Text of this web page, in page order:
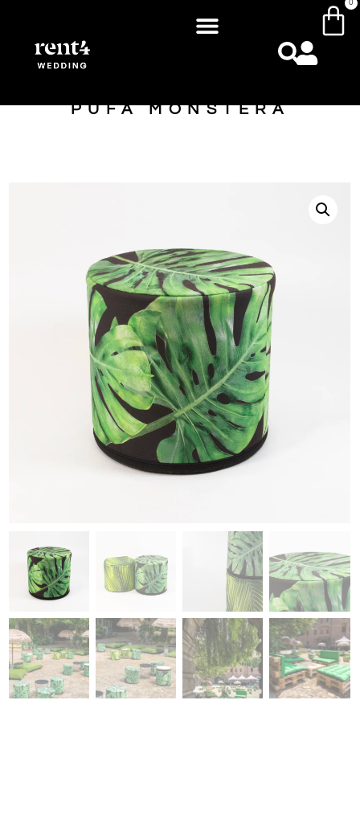
0
PUFA MONSTERA